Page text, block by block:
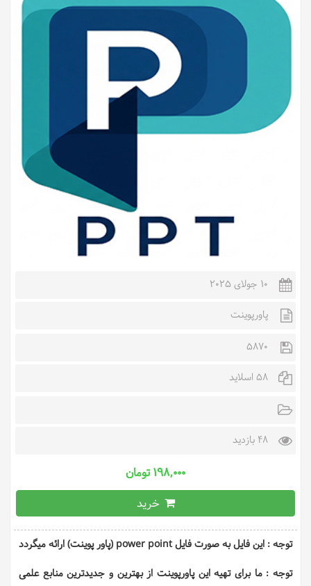
10 جولای 2025
پاورپوینت
5870
58 اسلاید
48 بازدید
۱۹۸,۰۰۰ تومان
خرید
توجه : این فایل به صورت فایل power point (پاور پوینت) ارائه میگردد
توجه : ما برای تهیه این پاورپوینت از بهترین و جدیدترین منابع علمی